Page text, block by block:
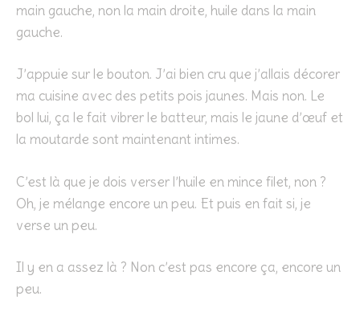
main gauche, non la main droite, huile dans la main
gauche.
J’appuie sur le bouton. J’ai bien cru que j’allais décorer
ma cuisine avec des petits pois jaunes. Mais non. Le
bol lui, ça le fait vibrer le batteur, mais le jaune d’œuf et
la moutarde sont maintenant intimes.
C’est là que je dois verser l’huile en mince filet, non ?
Oh, je mélange encore un peu. Et puis en fait si, je
verse un peu.
Il y en a assez là ? Non c’est pas encore ça, encore un
peu.